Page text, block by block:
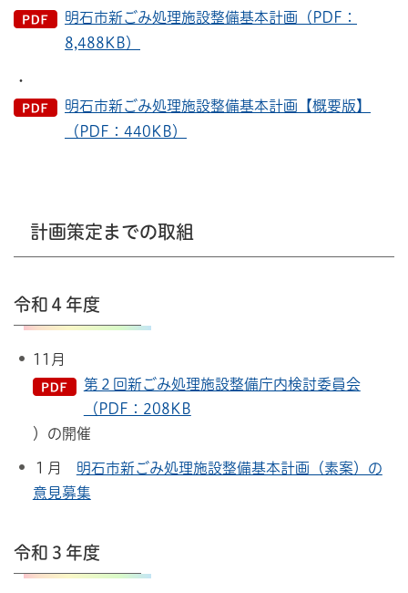
明石市新ごみ処理施設整備基本計画（PDF：
8,488KB）
・
明石市新ごみ処理施設整備基本計画【概要版】
（PDF：440KB）
計画策定までの取組
令和４年度
11月
第２回新ごみ処理施設整備庁内検討委員会
（PDF：208KB
）の開催
１月 明石市新ごみ処理施設整備基本計画（素案）の
意見募集
令和３年度